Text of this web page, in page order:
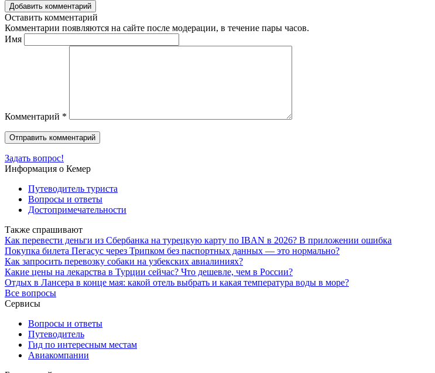
Добавить комментарий
Оставить комментарий
Комментарии появляются на сайте после модерации, в течение пары часов.
Имя
Комментарий *
Задать вопрос!
Информация о Кемер
Путеводитель туриста
Вопросы и ответы
Достопримечательности
Также спрашивают
Как перевести деньги из Сбербанка на турецкую карту по IBAN в 2026? В приложении ошибка
Покупка билета Пегасус через Трипком без паспортных данных — это нормально?
Как запросить перевозку собаки на узбекских авиалиниях?
Какие цены на лекарства в Турции сейчас? Что дешевле, чем в России?
Отдых в Лансера в конце мая: какой отель выбрать и какая температура воды в море?
Все вопросы
Сервисы
Вопросы и ответы
Путеводитель
Гид по интересным местам
Авиакомпании